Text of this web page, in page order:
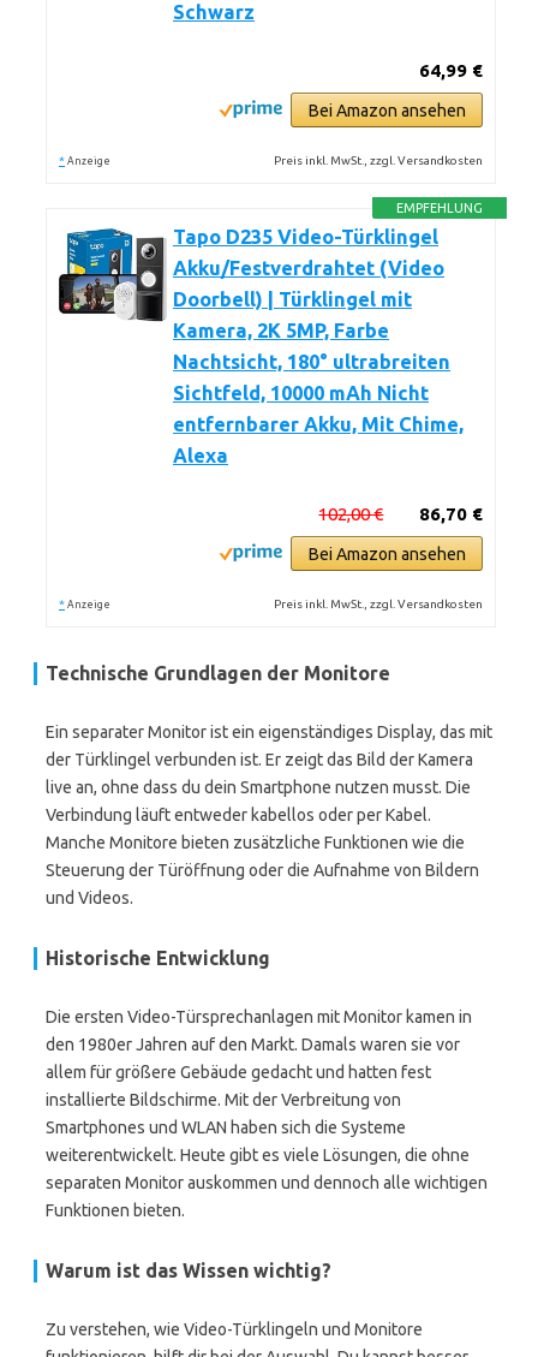
Schwarz
64,99 €
Bei Amazon ansehen
* Anzeige Preis inkl. MwSt., zzgl. Versandkosten
EMPFEHLUNG
Tapo D235 Video-Türklingel
Akku/Festverdrahtet (Video
Doorbell) | Türklingel mit
Kamera, 2K 5MP, Farbe
Nachtsicht, 180° ultrabreiten
Sichtfeld, 10000 mAh Nicht
entfernbarer Akku, Mit Chime,
Alexa
86,70 €
102,00 €
Bei Amazon ansehen
* Anzeige Preis inkl. MwSt., zzgl. Versandkosten
Technische Grundlagen der Monitore
Ein separater Monitor ist ein eigenständiges Display, das mit
der Türklingel verbunden ist. Er zeigt das Bild der Kamera
live an, ohne dass du dein Smartphone nutzen musst. Die
Verbindung läuft entweder kabellos oder per Kabel.
Manche Monitore bieten zusätzliche Funktionen wie die
Steuerung der Türöffnung oder die Aufnahme von Bildern
und Videos.
Historische Entwicklung
Die ersten Video-Türsprechanlagen mit Monitor kamen in
den 1980er Jahren auf den Markt. Damals waren sie vor
allem für größere Gebäude gedacht und hatten fest
installierte Bildschirme. Mit der Verbreitung von
Smartphones und WLAN haben sich die Systeme
weiterentwickelt. Heute gibt es viele Lösungen, die ohne
separaten Monitor auskommen und dennoch alle wichtigen
Funktionen bieten.
Warum ist das Wissen wichtig?
Zu verstehen, wie Video-Türklingeln und Monitore